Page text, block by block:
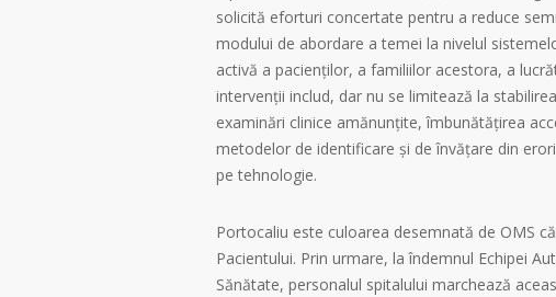
solicită eforturi concertate pentru a reduce
modului de abordare a temei la nivelul
activă a pacienților, a familiilor acestora, a
intervenții includ, dar nu se limitează la
examinări clinice amănunțite, îmbunătățirea
metodelor de identificare și de învățare din
pe tehnologie.
Portocaliu este culoarea desemnată de OMS
Pacientului. Prin urmare, la îndemnul Echipei
Sănătate, personalul spitalului marchează